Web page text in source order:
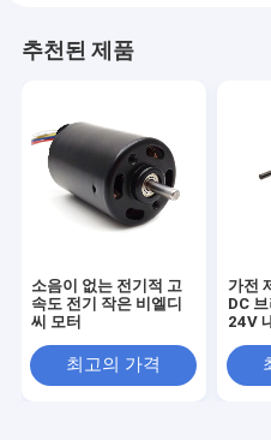
추천된 제품
소음이 없는 전기적 고
속도 전기 작은 비엘디
씨 모터
최고의 가격
가전
DC
24V